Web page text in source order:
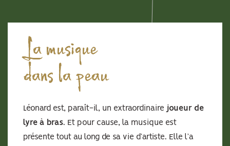
La musique
dans la peau
Léonard est, paraît-il, un extraordinaire joueur de
lyre à bras. Et pour cause, la musique est
présente tout au long de sa vie d’artiste. Elle l’a